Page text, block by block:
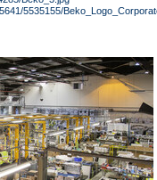
5535155/